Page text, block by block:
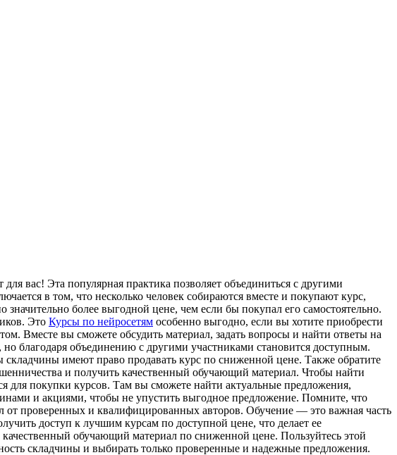
вас! Эта популярная практика позволяет объединиться с другими
в том, что несколько человек собираются вместе и покупают курс,
более выгодной цене, чем если бы покупал его самостоятельно.
Это Курсы по нейросетям особенно выгодно, если вы хотите приобрести
Вместе вы сможете обсудить материал, задать вопросы и найти ответы на
благодаря объединению с другими участниками становится доступным.
складчины имеют право продавать курс по сниженной цене. Также обратите
и получить качественный обучающий материал. Чтобы найти
для покупки курсов. Там вы сможете найти актуальные предложения,
и акциями, чтобы не упустить выгодное предложение. Помните, что
проверенных и квалифицированных авторов. Обучение — это важная часть
доступ к лучшим курсам по доступной цене, что делает ее
обучающий материал по сниженной цене. Пользуйтесь этой
складчины и выбирать только проверенные и надежные предложения.